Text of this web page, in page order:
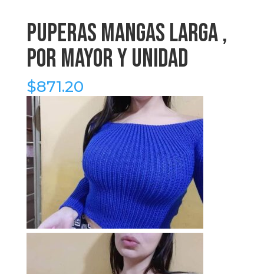
puperas mangas larga ,
por mayor y unidad
$871.20